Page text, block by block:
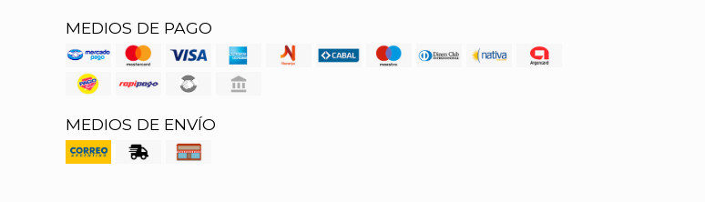
MEDIOS DE PAGO
MEDIOS DE ENVÍO